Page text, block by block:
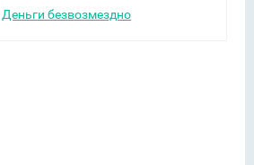
Деньги безвозмездно